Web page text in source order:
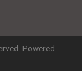
Powered